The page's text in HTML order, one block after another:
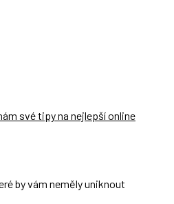
své tipy na nejlepší online
by vám neměly uniknout